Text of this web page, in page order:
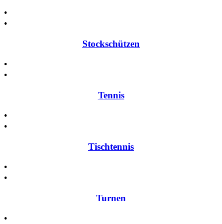
•
•
Stockschützen
•
•
Tennis
•
•
Tischtennis
•
•
Turnen
•